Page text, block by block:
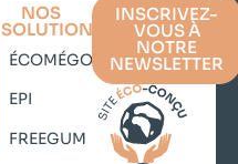
NOS
SOLUTIONS
ÉCOMÉGOT
EPI
FREEGUM
INSCRIVEZ-
VOUS À
NOTRE
NEWSLETTER